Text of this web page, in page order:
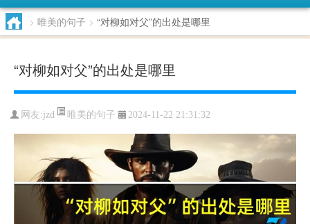
> 唯美的句子 > “对柳如对父”的出处是哪里
“对柳如对父”的出处是哪里
网友:jzd 唯美的句子 2024-11-22 21:31:32